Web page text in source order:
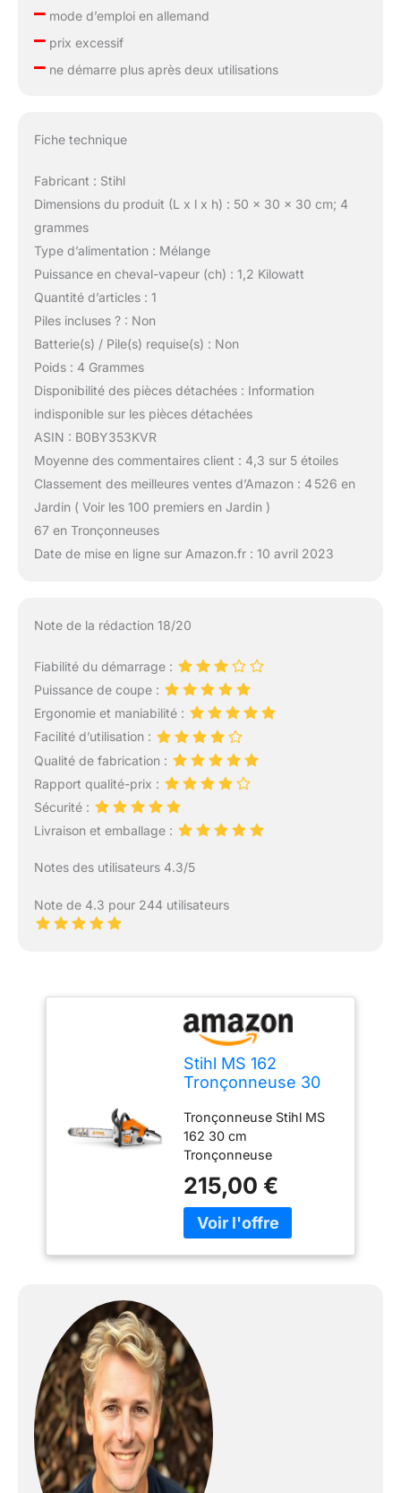
–mode d’emploi en allemand
–prix excessif
–ne démarre plus après deux utilisations
Fiche technique
Fabricant : Stihl
Dimensions du produit (L x l x h) : 50 x 30 x 30 cm; 4
grammes
Type d’alimentation : Mélange
Puissance en cheval-vapeur (ch) : 1,2 Kilowatt
Quantité d’articles : 1
Piles incluses ? : Non
Batterie(s) / Pile(s) requise(s) : Non
Poids : 4 Grammes
Disponibilité des pièces détachées : Information
indisponible sur les pièces détachées
ASIN : B0BY353KVR
Moyenne des commentaires client : 4,3 sur 5 étoiles
Classement des meilleures ventes d’Amazon : 4 526 en
Jardin ( Voir les 100 premiers en Jardin )
67 en Tronçonneuses
Date de mise en ligne sur Amazon.fr : 10 avril 2023
Note de la rédaction 18/20
Fiabilité du démarrage :
Puissance de coupe :
Ergonomie et maniabilité :
Facilité d’utilisation :
Qualité de fabrication :
Rapport qualité-prix :
Sécurité :
Livraison et emballage :
Notes des utilisateurs 4.3/5
Note de 4.3 pour 244 utilisateurs
Stihl MS 162
Tronçonneuse 30
Tronçonneuse Stihl MS
162 30 cm
Tronçonneuse
215,00 €